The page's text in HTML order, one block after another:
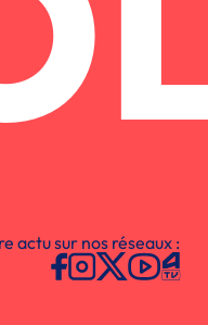
actu sur nos réseaux :